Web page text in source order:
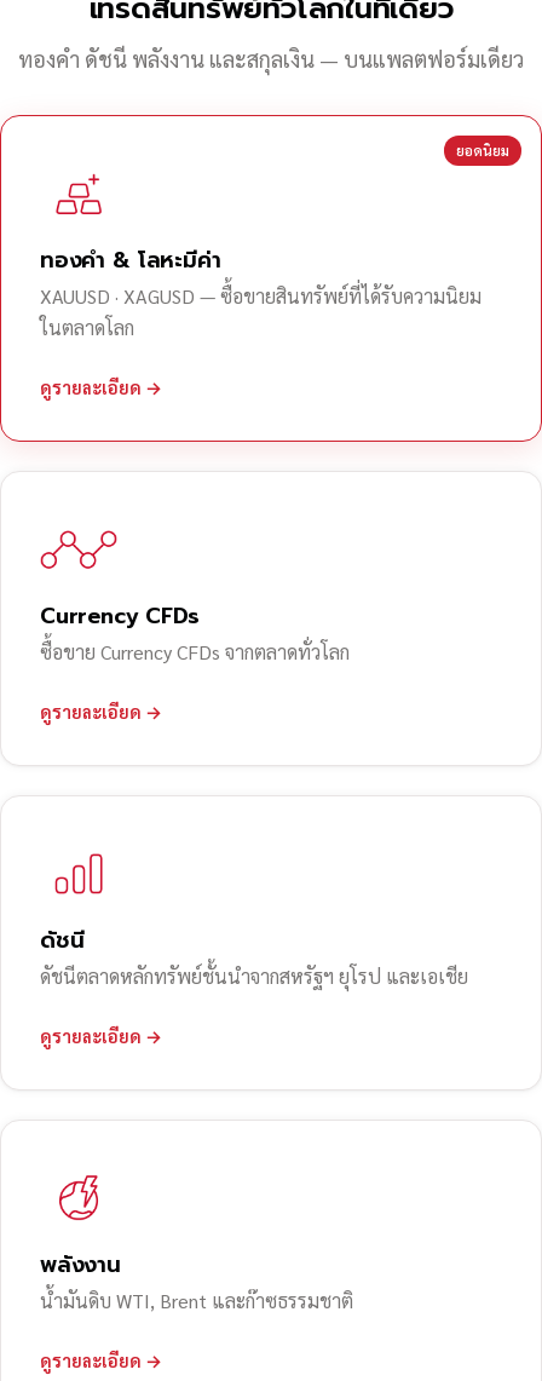
ทองคำ ดัชนี พลังงาน และสกุลเงิน — บนแพลตฟอร์มเดียว
ยอดนิยม
ทองคำ & โลหะมีค่า
XAUUSD · XAGUSD — ซื้อขายสินทรัพย์ที่ได้รับความนิยม
ในตลาดโลก
ดูรายละเอียด →
Currency CFDs
ซื้อขาย Currency CFDs จากตลาดทั่วโลก
ดูรายละเอียด →
ดัชนี
ดัชนีตลาดหลักทรัพย์ชั้นนำจากสหรัฐฯ ยุโรป และเอเชีย
ดูรายละเอียด →
พลังงาน
น้ำมันดิบ WTI, Brent และก๊าซธรรมชาติ
ดูรายละเอียด →